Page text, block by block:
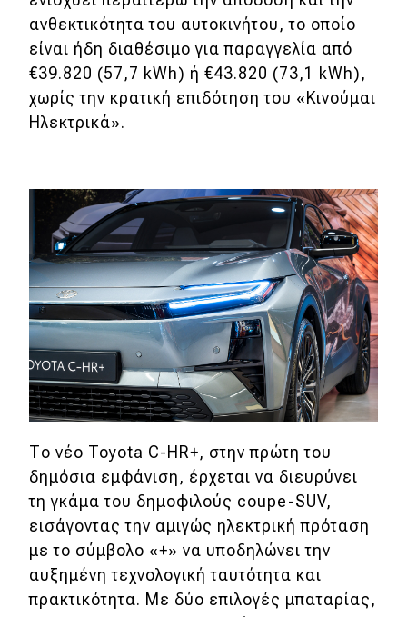
ανθεκτικότητα του αυτοκινήτου, το οποίο
είναι ήδη διαθέσιμο για παραγγελία από
€39.820 (57,7 kWh) ή €43.820 (73,1 kWh),
χωρίς την κρατική επιδότηση του «Κινούμαι
Ηλεκτρικά».
Το νέο Toyota C-HR+, στην πρώτη του
δημόσια εμφάνιση, έρχεται να διευρύνει
τη γκάμα του δημοφιλούς coupe-SUV,
εισάγοντας την αμιγώς ηλεκτρική πρόταση
με το σύμβολο «+» να υποδηλώνει την
αυξημένη τεχνολογική ταυτότητα και
πρακτικότητα. Με δύο επιλογές μπαταρίας,